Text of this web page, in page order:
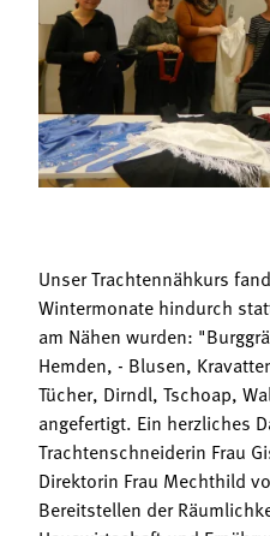
Mitgliedschaft
Landessekretariat
Bäuerliche Buffets
Hofgeschichten
Unser Trachtennähkurs
Wintermonate hindurch
am Nähen wurden:
Hemden, - Blusen,
Tücher, Dirndl, Tschoap,
angefertigt. Ein herzliches
Trachtenschneiderin Frau
Direktorin Frau Mechthild
Bereitstellen der